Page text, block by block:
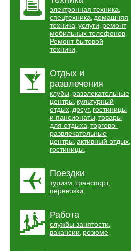
электронная техника,
спецтехника, домашняя
техника, услуги, ремонт
мобильных телефонов,
Ремонт бытовой
техники,
Отдых и
развлечения
клубы, развлекательные
центры, культурный
отдых, досуг, гостиницы
и пансионаты, товары
для отдыха, торгово-
развлекательные
центры, активный отдых,
гостиницы,
Поездки
туризм, транспорт,
перевозки,
Работа
службы занятости,
вакансии, резюме,